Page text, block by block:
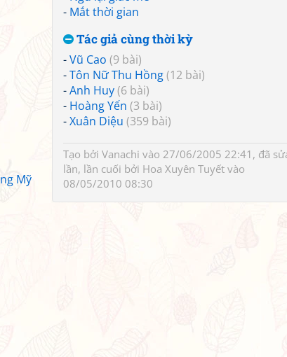
- Mắt thời gian
Tác giả cùng thời kỳ
-Vũ Cao (9 bài)
-Tôn Nữ Thu Hồng(12 bài)
-Anh Huy(6 bài)
- Hoàng Yến (3 bài)
-Xuân Diệu (359 bài)
Tạo bởi Vanachi vào 27/06/2005 22:41, đã
lần, lần cuối bởi Hoa Xuyên Tuyết vào
08/05/2010 08:30
Mỹ